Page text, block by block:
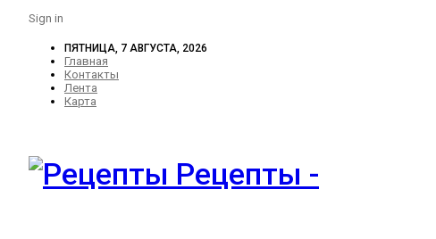
Sign in
ПЯТНИЦА, 7 АВГУСТА, 2026
Главная
Контакты
Лента
Карта
Рецепты -